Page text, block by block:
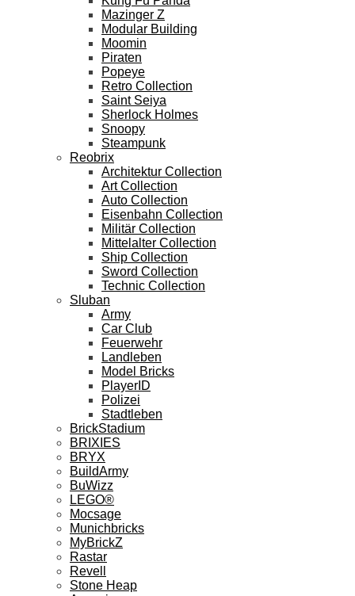
Mazinger Z
Modular Building
Moomin
Piraten
Popeye
Retro Collection
Saint Seiya
Sherlock Holmes
Snoopy
Steampunk
Reobrix
Architektur Collection
Art Collection
Auto Collection
Eisenbahn Collection
Militär Collection
Mittelalter Collection
Ship Collection
Sword Collection
Technic Collection
Sluban
Army
Car Club
Feuerwehr
Landleben
Model Bricks
PlayerID
Polizei
Stadtleben
BrickStadium
BRIXIES
BRYX
BuildArmy
BuWizz
LEGO®
Mocsage
Munichbricks
MyBrickZ
Rastar
Revell
Stone Heap